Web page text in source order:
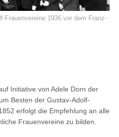
Frauenvereine 1936 vor dem Franz-
Initiative von Adele Dorn der
Besten der Gustav-Adolf-
erfolgt die Empfehlung an alle
Frauenvereine zu bilden.